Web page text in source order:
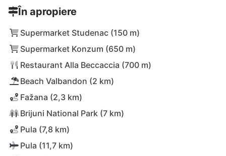
În apropiere
Supermarket Studenac (150 m)
Supermarket Konzum (650 m)
Restaurant Alla Beccaccia (700 m)
Beach Valbandon (2 km)
Fažana (2,3 km)
Brijuni National Park (7 km)
Pula (7,8 km)
Pula (11,7 km)